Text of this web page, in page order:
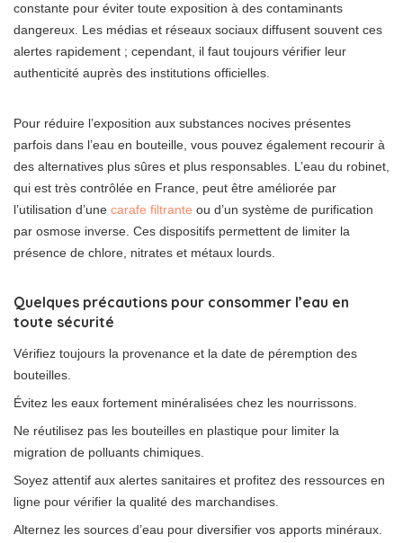
constante pour éviter toute exposition à des contaminants
dangereux. Les médias et réseaux sociaux diffusent souvent ces
alertes rapidement ; cependant, il faut toujours vérifier leur
authenticité auprès des institutions officielles.
Pour réduire l’exposition aux substances nocives présentes
parfois dans l’eau en bouteille, vous pouvez également recourir à
des alternatives plus sûres et plus responsables. L’eau du robinet,
qui est très contrôlée en France, peut être améliorée par
l’utilisation d’une carafe filtrante ou d’un système de purification
par osmose inverse. Ces dispositifs permettent de limiter la
présence de chlore, nitrates et métaux lourds.
Quelques précautions pour consommer l’eau en
toute sécurité
Vérifiez toujours la provenance et la date de péremption des
bouteilles.
Évitez les eaux fortement minéralisées chez les nourrissons.
Ne réutilisez pas les bouteilles en plastique pour limiter la
migration de polluants chimiques.
Soyez attentif aux alertes sanitaires et profitez des ressources en
ligne pour vérifier la qualité des marchandises.
Alternez les sources d’eau pour diversifier vos apports minéraux.